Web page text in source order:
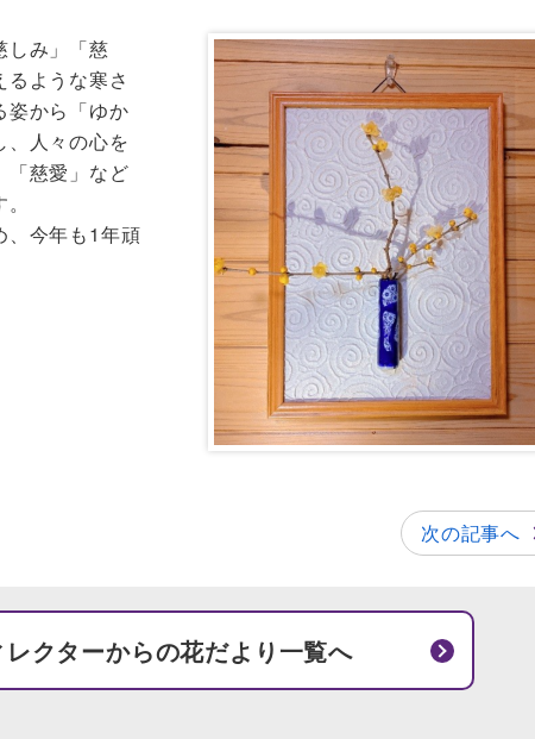
しみ」「慈
ような寒さ
姿から「ゆか
、人々の心を
「慈愛」など
、今年も1年頑
次の記事へ
クターからの花だより一覧へ